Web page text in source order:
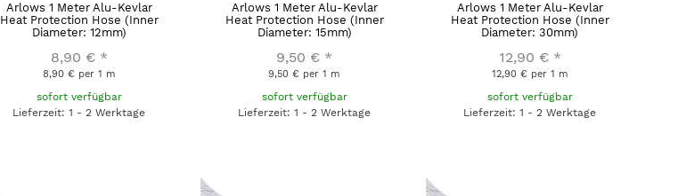
Arlows 1 Meter Alu-Kevlar
Heat Protection Hose (Inner
Diameter: 12mm)
8,90 € *
8,90 € per 1 m
sofort verfügbar
Lieferzeit: 1 - 2 Werktage
Arlows 1 Meter Alu-Kevlar
Heat Protection Hose (Inner
Diameter: 15mm)
9,50 € *
9,50 € per 1 m
sofort verfügbar
Lieferzeit: 1 - 2 Werktage
Arlows 1 Meter Alu-Kevlar
Heat Protection Hose (Inner
Diameter: 30mm)
12,90 € *
12,90 € per 1 m
sofort verfügbar
Lieferzeit: 1 - 2 Werktage